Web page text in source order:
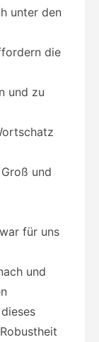
unter den
die
und zu
und
für uns
und